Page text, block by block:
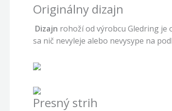
Originálny dizajn
Dizajn rohoží od výrobcu Gledring je
sa nič nevyleje alebo nevysype na
Presný strih